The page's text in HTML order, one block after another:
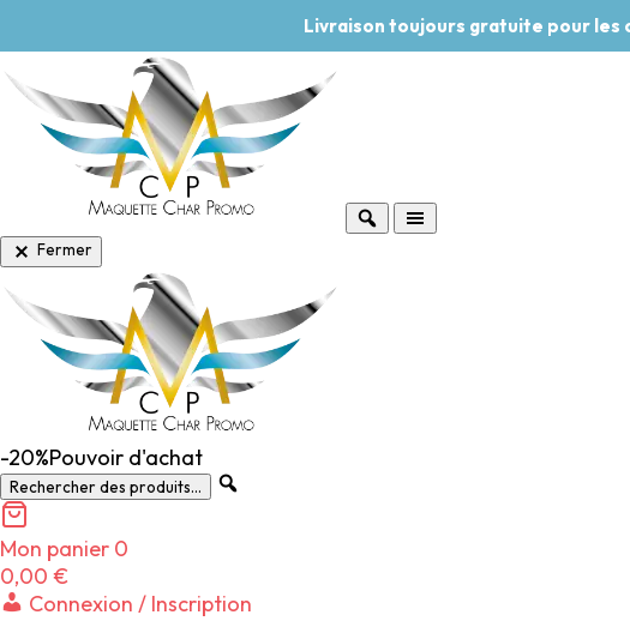
Livraison toujours gratuite pour les
Fermer
-20%Pouvoir d'achat
Rechercher des produits...
Mon panier 0
0,00 €
Connexion / Inscription